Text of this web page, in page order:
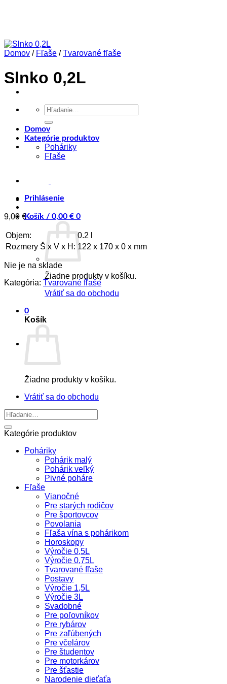
Hľadať:
Domov
Kategórie produktov
Poháriky
Fľaše
Prihlásenie
Košík / 0,00 € 0
Žiadne produkty v košíku.
Vrátiť sa do obchodu
0
Košík
Žiadne produkty v košíku.
Vrátiť sa do obchodu
Domov / Fľaše / Tvarované fľaše
Slnko 0,2L
9,00 €
Objem:
0.2 l
Rozmery Š x V x H: 122 x 170 x 0 x mm
Nie je na sklade
Kategória: Tvarované fľaše
Hľadať:
Kategórie produktov
Poháriky
Pohárik malý
Pohárik veľký
Pivné poháre
Fľaše
Vianočné
Pre starých rodičov
Pre športovcov
Povolania
Fľaša vína s pohárikom
Horoskopy
Výročie 0,5L
Výročie 0,75L
Tvarované fľaše
Postavy
Výročie 1,5L
Výročie 3L
Svadobné
Pre poľovníkov
Pre rybárov
Pre zaľúbených
Pre včelárov
Pre študentov
Pre motorkárov
Pre šťastie
Narodenie dieťaťa